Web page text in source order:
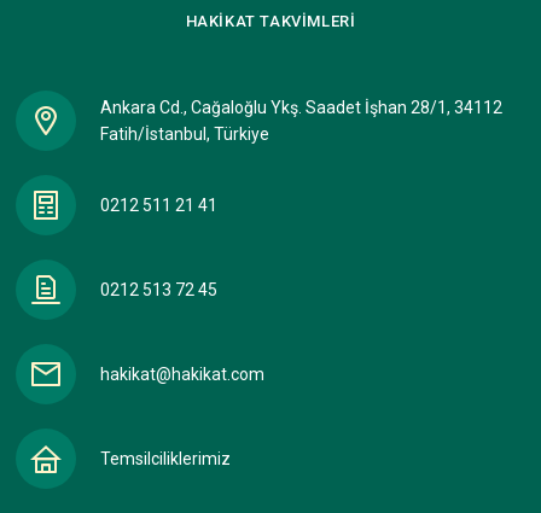
HAKİKATTAKVİMLERİ
Ankara Cd., Cağaloğlu Ykş. Saadet İşhan 28/1, 34112
Fatih/İstanbul, Türkiye
0212 511 21 41
0212 513 72 45
hakikat@hakikat.com
Temsilciliklerimiz